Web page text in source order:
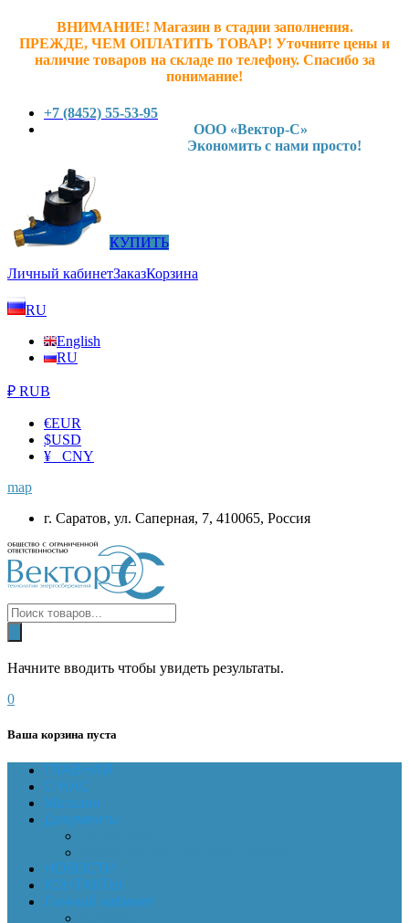
ВНИМАНИЕ! Магазин в стадии заполнения.
ПРЕЖДЕ, ЧЕМ ОПЛАТИТЬ ТОВАР! Уточните цены и
наличие товаров на складе по телефону. Спасибо за
понимание!
+7 (8452) 55-53-95
ООО «Вектор-С»
Экономить с нами просто!
КУПИТЬ
Личный кабинетЗаказКорзина
RU
English
RU
₽ RUB
€EUR
$USD
¥ CNY
map
г. Саратов, ул. Саперная, 7, 410065, Россия
Начните вводить чтобы увидеть результаты.
0
Ваша корзина пуста
ГЛАВНАЯ
О НАС
Магазин
Документы
НОВОСТИ
КОНТАКТЫ
Личный кабинет